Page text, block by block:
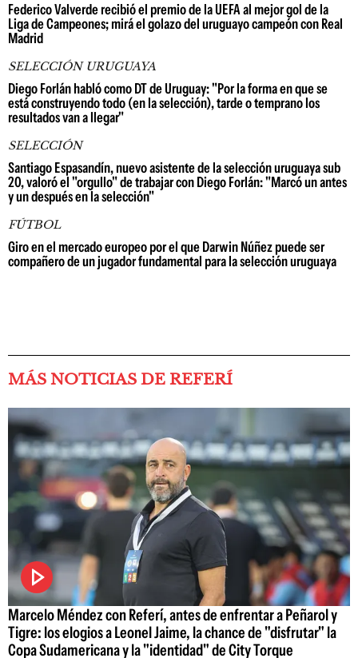
Federico Valverde recibió el premio de la UEFA al mejor gol de la
Liga de Campeones; mirá el golazo del uruguayo campeón con Real
Madrid
SELECCIÓN URUGUAYA
Diego Forlán habló como DT de Uruguay: "Por la forma en que se
está construyendo todo (en la selección), tarde o temprano los
resultados van a llegar"
SELECCIÓN
Santiago Espasandín, nuevo asistente de la selección uruguaya sub
20, valoró el "orgullo" de trabajar con Diego Forlán: "Marcó un antes
y un después en la selección"
FÚTBOL
Giro en el mercado europeo por el que Darwin Núñez puede ser
compañero de un jugador fundamental para la selección uruguaya
MÁS NOTICIAS DE REFERÍ
Marcelo Méndez con Referí, antes de enfrentar a Peñarol y
Tigre: los elogios a Leonel Jaime, la chance de "disfrutar" la
Copa Sudamericana y la "identidad" de City Torque